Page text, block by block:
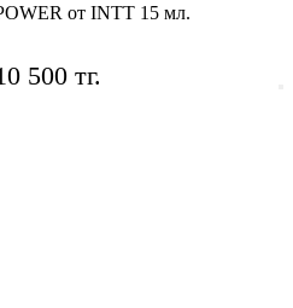
от INTT 15 мл.
500 тг.